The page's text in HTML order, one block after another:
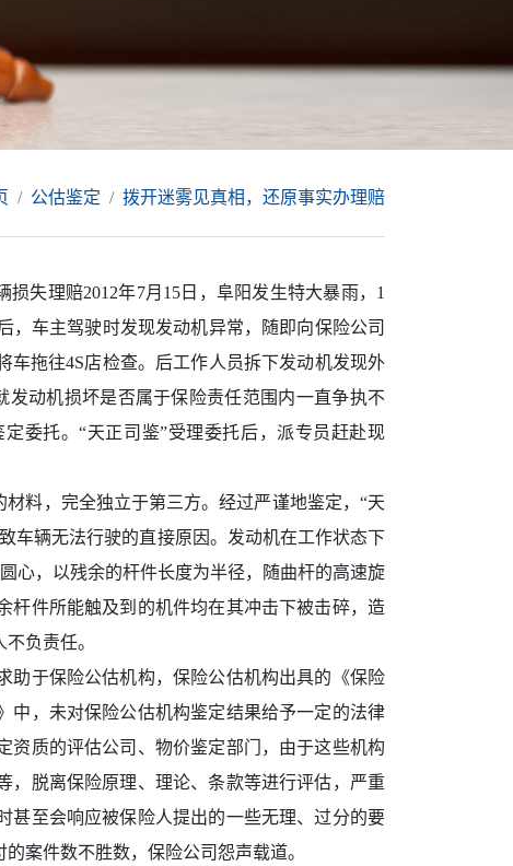
公估鉴定 拨开迷雾见真相，还原事实办理赔
失理赔2012年7月15日，阜阳发生特大暴雨，1
，车主驾驶时发现发动机异常，随即向保险公司
拖往4S店检查。后工作人员拆下发动机发现外
动机损坏是否属于保险责任范围内一直争执不
委托。“天正司鉴”受理委托后，派专员赶赴现
料，完全独立于第三方。经过严谨地鉴定，“天
车辆无法行驶的直接原因。发动机在工作状态下
心，以残余的杆件长度为半径，随曲杆的高速旋
杆件所能触及到的机件均在其冲击下被击碎，造
负责任。
助于保险公估机构，保险公估机构出具的《保险
中，未对保险公估机构鉴定结果给予一定的法律
资质的评估公司、物价鉴定部门，由于这些机构
，脱离保险原理、理论、条款等进行评估，严重
甚至会响应被保险人提出的一些无理、过分的要
案件数不胜数，保险公司怨声载道。